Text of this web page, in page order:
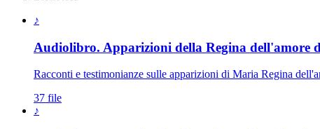
Elenco delle raccolte disponibili
♪
Audiolibro. Apparizioni della Regina dell'amore
Racconti e testimonianze sulle apparizioni di Maria Regina
37 file
♪